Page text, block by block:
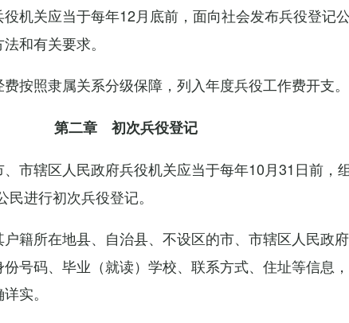
机关应当于每年12月底前，面向社会发布兵役登记
和有关要求。
按照隶属关系分级保障，列入年度兵役工作费开支。
第二章 初次兵役登记
市辖区人民政府兵役机关应当于每年10月31日前，
进行初次兵役登记。
籍所在地县、自治县、不设区的市、市辖区人民政
号码、毕业（就读）学校、联系方式、住址等信息，
实。